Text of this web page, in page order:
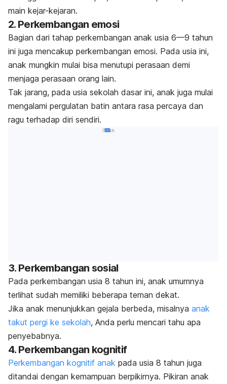
main kejar-kejaran.
2. Perkembangan emosi
Bagian dari tahap perkembangan anak usia 6—9 tahun
ini juga mencakup perkembangan emosi. Pada usia ini,
anak mungkin mulai bisa menutupi perasaan demi
menjaga perasaan orang lain.
Tak jarang, pada usia sekolah dasar ini, anak juga mulai
mengalami pergulatan batin antara rasa percaya dan
ragu terhadap diri sendiri.
Iklan
3. Perkembangan sosial
Pada perkembangan usia 8 tahun ini, anak umumnya
terlihat sudah memiliki beberapa teman dekat.
Jika anak menunjukkan gejala berbeda, misalnya anak
takut pergi ke sekolah, Anda perlu mencari tahu apa
penyebabnya.
4. Perkembangan kognitif
Perkembangan kognitif anak pada usia 8 tahun juga
ditandai dengan kemampuan berpikirnya. Pikiran anak